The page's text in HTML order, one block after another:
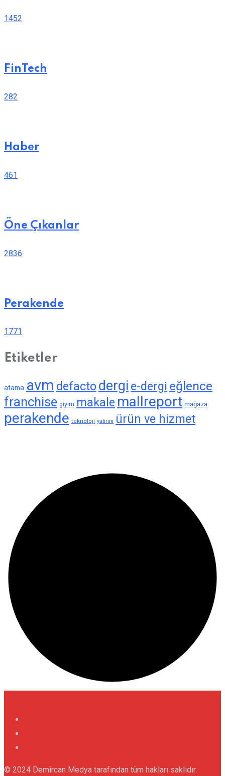
1452
FinTech
282
Haber
461
Öne Çıkanlar
2836
Perakende
1771
Etiketler
atama avm defacto dergi e-dergi eğlence
franchise giyim makale mallreport mağaza
perakende teknoloji yatırım ürün ve hizmet
© 2024 Demircan Medya tarafından tüm hakları saklıdır.